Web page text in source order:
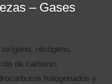
– Gases
nitrógeno,
de carbono,
halogenados y